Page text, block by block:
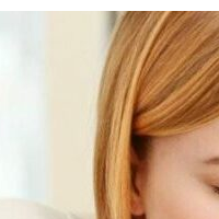
Ваш телефон:*
Ваш e-mail:*